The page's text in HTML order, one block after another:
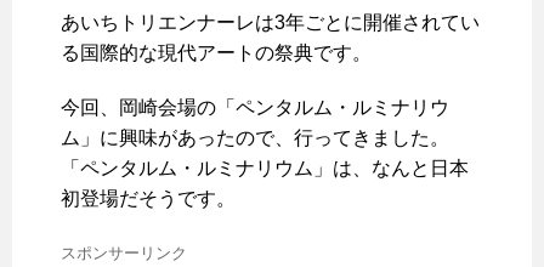
あいちトリエンナーレは3年ごとに開催されてい
る国際的な現代アートの祭典です。
今回、岡崎会場の「ペンタルム・ルミナリウ
ム」に興味があったので、行ってきました。
「ペンタルム・ルミナリウム」は、なんと日本
初登場だそうです。
スポンサーリンク